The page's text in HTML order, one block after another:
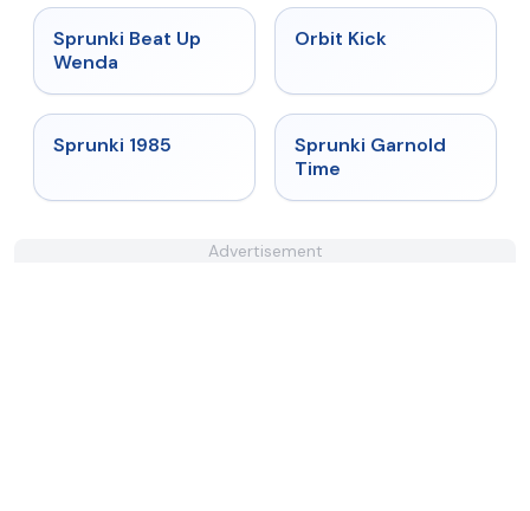
★
Sprunki Beat Up
Wenda
Orbit Kick
Sprunki 1985 ★
Sprunki Garnold
Time
Advertisement